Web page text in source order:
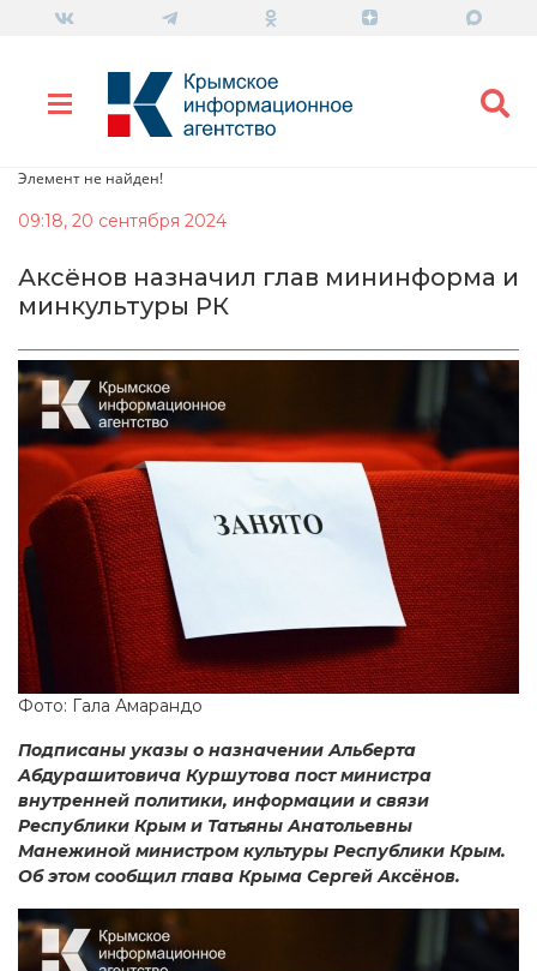
Элемент не найден!
09:18, 20 сентября 2024
Аксёнов назначил глав мининформа и
минкультуры РК
Фото: Гала Амарандо
Подписаны указы о назначении Альберта
Абдурашитовича Куршутова пост министра
внутренней политики, информации и связи
Республики Крым и Татьяны Анатольевны
Манежиной министром культуры Республики Крым.
Об этом сообщил глава Крыма Сергей Аксёнов.